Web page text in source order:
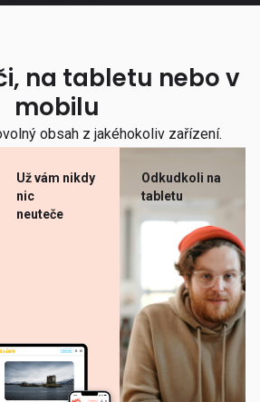
na tabletu nebo v
mobilu
obsah z jakéhokoliv zařízení.
Už vám nikdy
nic
neuteče
Odkudkoli na
tabletu